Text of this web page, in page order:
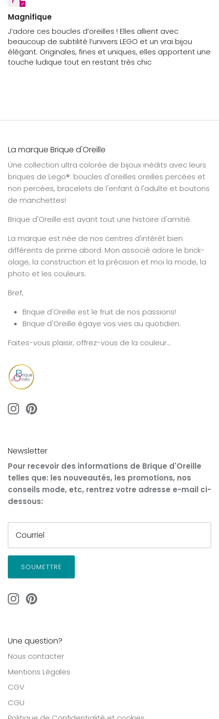
Magnifique
J’adore ces boucles d’oreilles ! Elles allient avec
beaucoup de subtilité l’univers LEGO et un vrai bijou
élégant. Originales, fines et uniques, elles apportent une
touche ludique tout en restant très chic
La marque Brique d'Oreille
Une collection ultra colorée de bijoux inédits avec leurs
briques de Lego®: boucles d'oreilles oreilles percées et
non percées, bracelets de l'enfant à l'adulte et boutons
de manchettes!
Brique d'Oreille est avant tout une histoire d'amitié.
La marque est née de nos centres d'intérêt bien
différents de prime abord. Mon associé adore le brick-
olage, la construction et la précision et moi la mode, la
photo et les couleurs.
Bref,
Brique d'Oreille est le fruit de nos passions!
Brique d'Oreille égaye vos vies au quotidien.
Faites-vous plaisir, offrez-vous de la couleur...
Newsletter
Pour recevoir des informations de Brique d'Oreille
telles que: les nouveautés, les promotions, nos
conseils mode, etc, rentrez votre adresse e-mail ci-
dessous:
SOUMETTRE
Une question?
Nous contacter
Mentions Légales
CGV
CGU